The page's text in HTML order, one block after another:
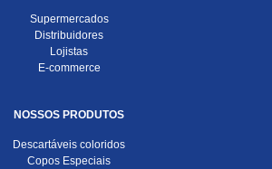
Supermercados
Distribuidores
Lojistas
E-commerce
NOSSOS PRODUTOS
Descartáveis coloridos
Copos Especiais